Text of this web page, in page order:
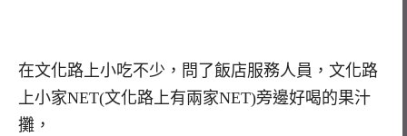
在文化路上小吃不少，問了飯店服務人員，文化路
上小家NET(文化路上有兩家NET)旁邊好喝的果汁
攤，